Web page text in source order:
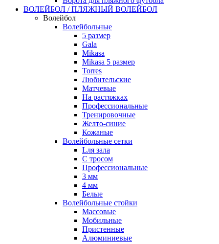
ВОЛЕЙБОЛ / ПЛЯЖНЫЙ ВОЛЕЙБОЛ
Волейбол
Волейбольные
5 размер
Gala
Mikasa
Mikasa 5 размер
Torres
Любительские
Матчевые
На растяжках
Профессиональные
Тренировочные
Желто-синие
Кожаные
Волейбольные сетки
Lля зала
C тросом
Профессиональные
3 мм
4 мм
Белые
Волейбольные стойки
Массовые
Мобильные
Пристенные
Алюминиевые